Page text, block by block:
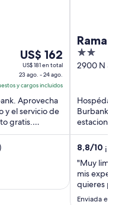
Del
23
ago
al
24
ago,
el
de
US$ 162
US$ 181 en total
23 ago. - 24 ago.
y cargos incluidos
Aprovecha
y el servicio de
gratis.
Airport
2
out
2900 N
Hospédate
Burbank.
Nuestros
8,8/10
"Muy
mis
quieres
retirado
Enviada el 6